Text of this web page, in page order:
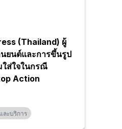
(Thailand) ผู้
ยนต์และการขึ้นรูป
ส่ใจในกรณี
Action
ะบริการ